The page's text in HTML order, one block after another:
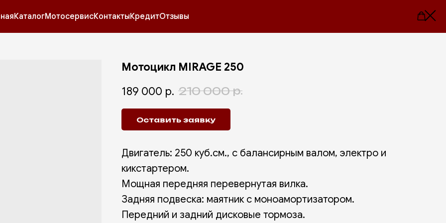
Мотоцикл MIRAGE 250
189 000 р. 210 000 р.
Оставить заявку
Двигатель: 250 куб.см., с балансирным валом, электро и
кикстартером.
Мощная передняя перевернутая вилка.
Задняя подвеска: маятник с моноамортизатором.
Передний и задний дисковые тормоза.
КаталогМотосервисКонтактыКредитОтзывы